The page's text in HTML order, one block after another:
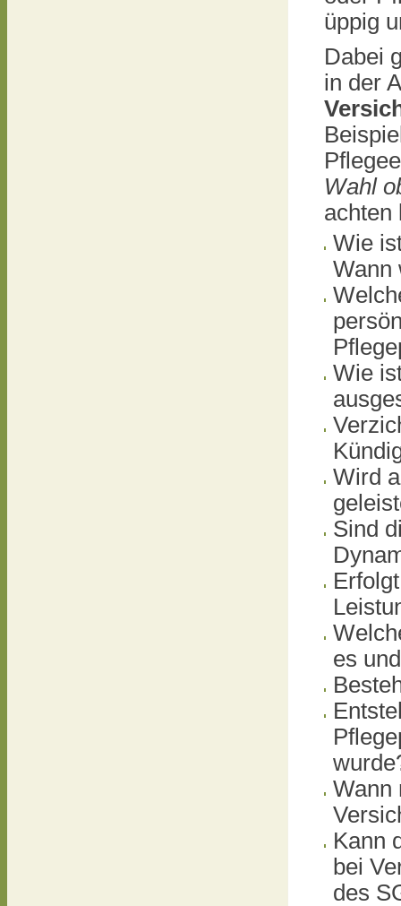
üppig
Dabei
in der
Wahl
achten
Wie
Wann
Wie
Wird
Sind
es
Wann
Kann
bei
des